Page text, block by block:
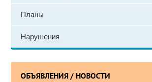
Планы
Нарушения
ОБЪЯВЛЕНИЯ / НОВОСТИ